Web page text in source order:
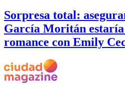
Sorpresa total:
García Moritán
romance con Emily